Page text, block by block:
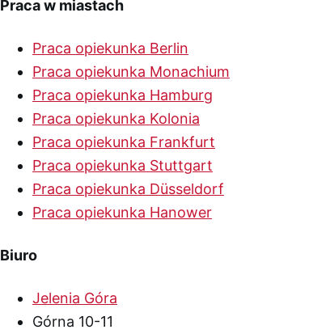
Praca w miastach
Praca opiekunka Berlin
Praca opiekunka Monachium
Praca opiekunka Hamburg
Praca opiekunka Kolonia
Praca opiekunka Frankfurt
Praca opiekunka Stuttgart
Praca opiekunka Düsseldorf
Praca opiekunka Hanower
Biuro
Jelenia Góra
Górna 10-11